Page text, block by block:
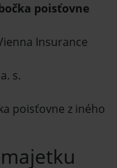
poisťovne
Insurance
s.
poisťovne z iného